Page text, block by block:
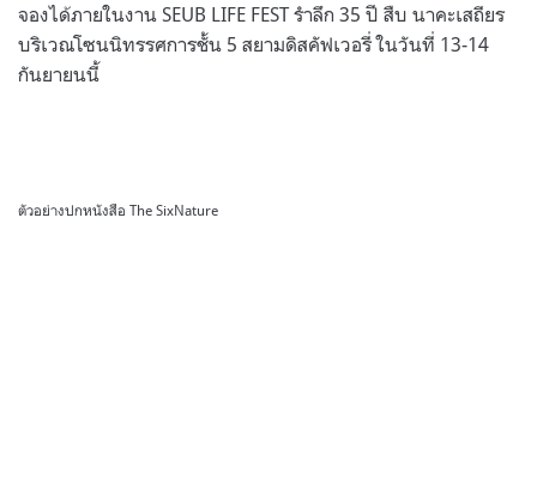
จองได้ภายในงาน SEUB LIFE FEST รำลึก 35 ปี สืบ นาคะเสถียร
บริเวณโซนนิทรรศการชั้น 5 สยามดิสคัฟเวอรี่ ในวันที่ 13-14
กันยายนนี้
ตัวอย่างปกหนังสือ The SixNature